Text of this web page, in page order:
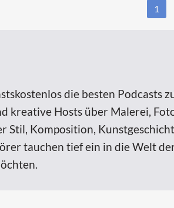
1
die besten
kreative Hosts über Malerei,
Komposition,
tauchen tief ein in die Welt